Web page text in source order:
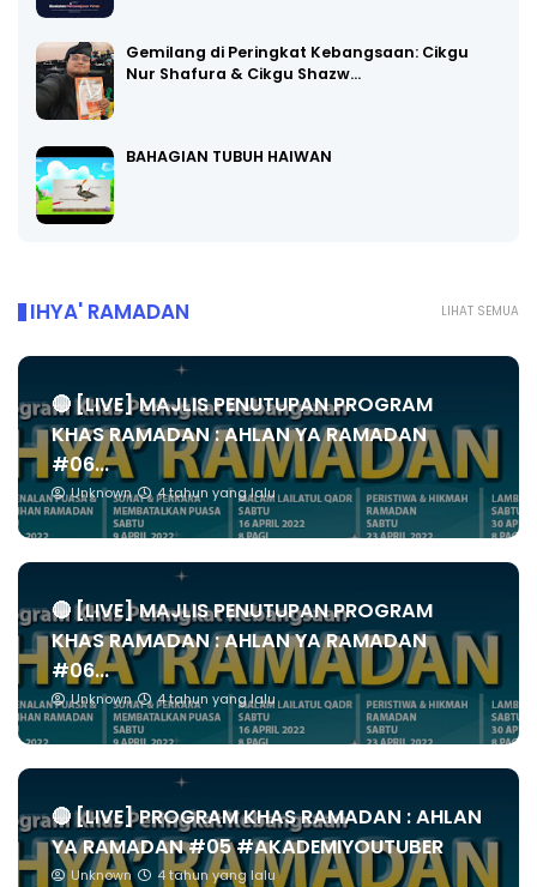
Gemilang di Peringkat Kebangsaan: Cikgu
Nur Shafura & Cikgu Shazw…
BAHAGIAN TUBUH HAIWAN
LIHAT SEMUA
IHYA' RAMADAN
🔴 [LIVE] MAJLIS PENUTUPAN PROGRAM
KHAS RAMADAN : AHLAN YA RAMADAN
#06...
Unknown 4 tahun yang lalu
🔴 [LIVE] MAJLIS PENUTUPAN PROGRAM
KHAS RAMADAN : AHLAN YA RAMADAN
#06...
Unknown 4 tahun yang lalu
🔴 [LIVE] PROGRAM KHAS RAMADAN : AHLAN
YA RAMADAN #05 #AKADEMIYOUTUBER
Unknown 4 tahun yang lalu